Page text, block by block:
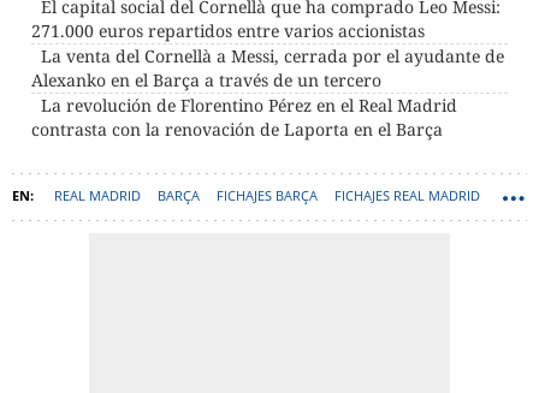
El capital social del Cornellà que ha comprado Leo Messi:
271.000 euros repartidos entre varios accionistas
La venta del Cornellà a Messi, cerrada por el ayudante de
Alexanko en el Barça a través de un tercero
La revolución de Florentino Pérez en el Real Madrid
contrasta con la renovación de Laporta en el Barça
REAL MADRID BARÇA FICHAJES BARÇA FICHAJES REAL MADRID